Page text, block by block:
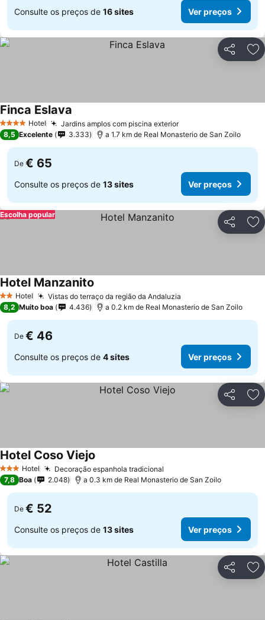
Consulte os preços de 16 sites Ver preços
Partilhar
4 EstrelasHotel Jardins amplos com piscina exteriorVer preços
Finca Eslava
8,5 Excelente 3.333 a 1.7 km de Real Monasterio de San Zoilo
De € 65
Consulte os preços de 13 sites Ver preços
Partilhar
Escolha popular
2 Estrelas
Hotel Vistas do terraço da região da Andaluzia
Hotel Manzanito
8,2 Muito boa 4.436 a 0.2 km de Real Monasterio de San Zoilo
De € 46
Consulte os preços de 4 sites Ver preços
Partilhar
3 EstrelasHotel Decoração espanhola tradicional
Hotel Coso Viejo
7,8 Boa 2.048 a 0.3 km de Real Monasterio de San Zoilo
De € 52
Consulte os preços de 13 sites Ver preços
Partilhar